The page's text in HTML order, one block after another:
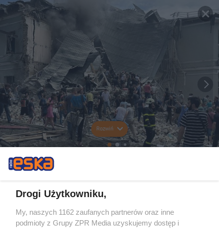
Rozwiń
Drogi Użytkowniku,
My, naszych 1162 zaufanych partnerów oraz inne
podmioty z Grupy ZPR Media uzyskujemy dostęp i